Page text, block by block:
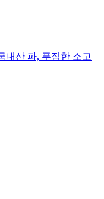
내산 파, 푸짐한 소고